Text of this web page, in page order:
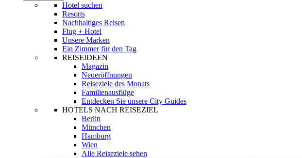
Hotel suchen
Resorts
Nachhaltiges Reisen
Flug + Hotel
Unsere Marken
Ein Zimmer für den Tag
REISEIDEEN
Magazin
Neueröffnungen
Reiseziele des Monats
Familienausflüge
Entdecken Sie unsere City Guides
HOTELS NACH REISEZIEL
Berlin
München
Hamburg
Wien
Alle Reiseziele sehen